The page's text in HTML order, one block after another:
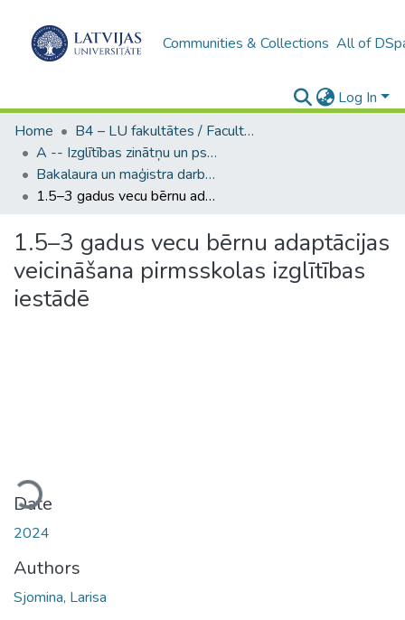
Communities & Collections All of
Log In
Home
B4 – LU fakultātes / Faculties of the UL
A -- Izglītības zinātņu un psiholoģijas fakultāte / Faculty of Education Sciences and Psychology
Bakalaura un maģistra darbi (PPMF) / Bachelor's and Master's theses
1.5–3 gadus vecu bērnu adaptācijas veicināšana pirmsskolas izglītības iestādē
1.5–3 gadus vecu bērnu adaptācijas
veicināšana pirmsskolas izglītības
iestādē
Loading...
Date
2024
Authors
Sjomina, Larisa